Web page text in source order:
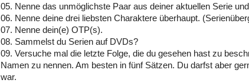
05. Nenne das unmöglichste Paar aus deiner aktuellen Serie
06. Nenne deine drei liebsten Charaktere überhaupt.
07. Nenne dein(e) OTP(s).
08. Sammelst du Serien auf DVDs?
09. Versuche mal die letzte Folge, die du gesehen hast zu
Namen zu nennen. Am besten in fünf Sätzen. Du darfst aber
war.